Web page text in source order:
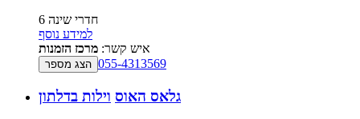
6 חדרי שינה
למידע נוסף
איש קשר: מרכז הזמנות
הצג מספר 055-4313569
גלאס האוס וילות בדלתון